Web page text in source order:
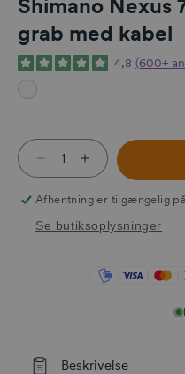
Shimano Nexus
grab med kabel
4,8 (600+
Reducer antallet
Øg antallet
Afhentning er tilgængelig på
Se butiksoplysninger
Beskrivelse